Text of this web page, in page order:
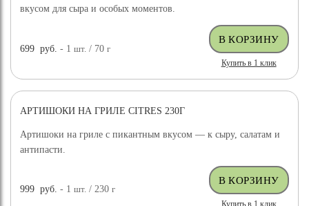
вкусом для сыра и особых моментов.
699 руб. - 1шт. / 70г
Купить в 1 клик
АРТИШОКИ НА ГРИЛЕ CITRES 230Г
Артишоки на гриле с пикантным вкусом — к сыру, салатам и
антипасти.
999 руб. - 1шт. / 230г
Купить в 1 клик